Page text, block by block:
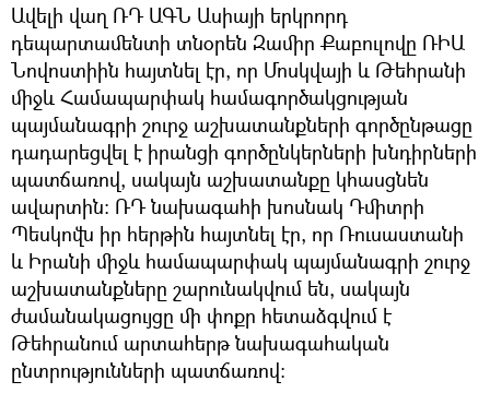
Ավելի վաղ ՌԴ ԱԳՆ Ասիայի երկրորդ
դեպարտամենտի տնօրեն Զամիր Քաբուլովը ՌԻԱ
Նովոստիին հայտնել էր, որ Մոսկվայի և Թեհրանի
միջև Համապարփակ համագործակցության
պայմանագրի շուրջ աշխատանքների գործընթացը
դադարեցվել է իրանցի գործընկերների խնդիրների
պատճառով, սակայն աշխատանքը կհասցնեն
ավարտին: ՌԴ նախագահի խոսնակ Դմիտրի
Պեսկովն իր հերթին հայտնել էր, որ Ռուսաստանի
և Իրանի միջև համապարփակ պայմանագրի շուրջ
աշխատանքները շարունակվում են, սակայն
ժամանակացույցը մի փոքր հետաձգվում է
Թեհրանում արտահերթ նախագահական
ընտրությունների պատճառով: